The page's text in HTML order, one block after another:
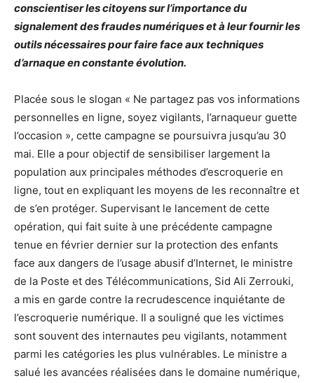
conscientiser les citoyens sur l’importance du
signalement des fraudes numériques et à leur fournir les
outils nécessaires pour faire face aux techniques
d’arnaque en constante évolution.
Placée sous le slogan « Ne partagez pas vos informations
personnelles en ligne, soyez vigilants, l’arnaqueur guette
l’occasion », cette campagne se poursuivra jusqu’au 30
mai. Elle a pour objectif de sensibiliser largement la
population aux principales méthodes d’escroquerie en
ligne, tout en expliquant les moyens de les reconnaître et
de s’en protéger. Supervisant le lancement de cette
opération, qui fait suite à une précédente campagne
tenue en février dernier sur la protection des enfants
face aux dangers de l’usage abusif d’Internet, le ministre
de la Poste et des Télécommunications, Sid Ali Zerrouki,
a mis en garde contre la recrudescence inquiétante de
l’escroquerie numérique. Il a souligné que les victimes
sont souvent des internautes peu vigilants, notamment
parmi les catégories les plus vulnérables. Le ministre a
salué les avancées réalisées dans le domaine numérique,